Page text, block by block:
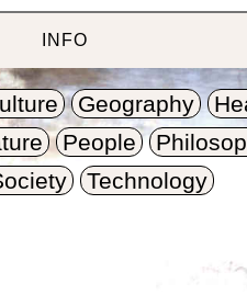
INFO
Geography
People
Technology